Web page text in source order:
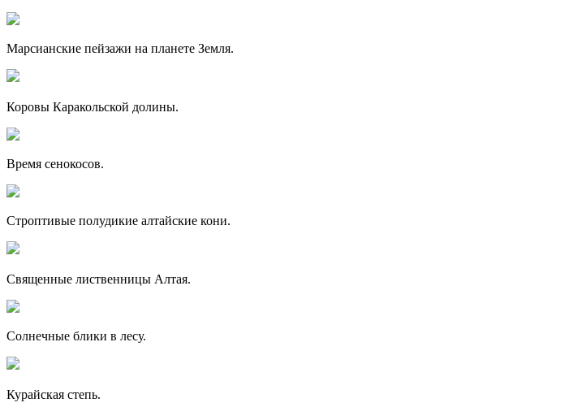
Марсианские пейзажи на планете Земля.
Коровы Каракольской долины.
Время сенокосов.
Строптивые полудикие алтайские кони.
Священные лиственницы Алтая.
Солнечные блики в лесу.
Курайская степь.